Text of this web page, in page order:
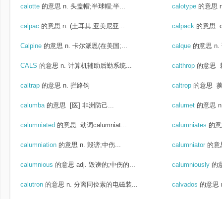
calotte 的意思 n. 头盖帽;半球帽;半... calotype 的意思
calpac 的意思 n. (土耳其;亚美尼亚... calpack 的意思
Calpine 的意思 n. 卡尔派恩(在美国;... calque 的意思 n.
CALS 的意思 n. 计算机辅助后勤系统... calthrop 的意思
caltrap 的意思 n. 拦路钩 caltrop 的意思
calumba 的意思 [医] 非洲防己... calumet 的意思
calumniated 的意思 动词calumniat... calumniates 的
calumniation 的意思 n. 毁谤;中伤... calumniator 的意
calumnious 的意思 adj. 毁谤的;中伤的... calumniously 的
calutron 的意思 n. 分离同位素的电磁装... calvados 的意思